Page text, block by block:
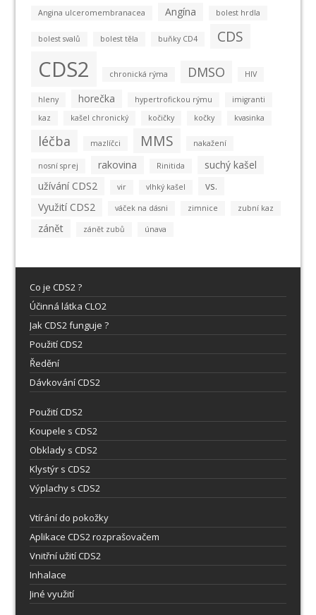
Angina ulceromembranacea Angína bolest hrdla
bolest svalů bolest těla buňky CD4 CDS
CDS2 chronická rýma DMSO HIV
hleny horečka hypertrofickou rýmu
imigranti
kaz
kašel chronický kočičky kočky kvasinka
léčba mazlíčci MMS nakažení
nosní sprej rakovina Rinitida
suchý kašel
užívání CDS2
vir vlhký kašel
vs.
Využití CDS2
váček na dásni zimnice zubní kaz
zánět zánět zubů únava
Co je CDS2 ?
Účinná látka CLO2
Jak CDS2 funguje ?
Použití CDS2
Ředění
Dávkování CDS2
Použití CDS2
Koupele s CDS2
Obklady s CDS2
Klystýr s CDS2
Výplachy s CDS2
Vtírání do pokožky
Aplikace CDS2 rozprašovačem
Vnitřní užití CDS2
Inhalace
Jiné využití